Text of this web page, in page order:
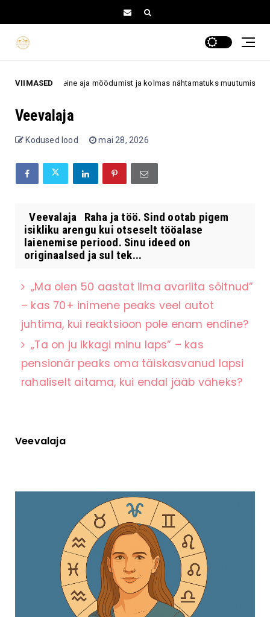
VIIMASEDteine aja möödumist ja kolmas nähtamatuks muutumist
Veevalaja
Kodused lood mai 28, 2026
Veevalaja Raha ja töö. Sind ootab pigem
isikliku arengu kui otseselt tööalase
laienemise periood. Sinu ideed on
originaalsed ja sul tek...
„Ma olen 50 aastat ilma avariita sõitnud”
– kas 70+ inimene peaks veel autot
juhtima, kui reaktsioon pole enam endine?
„Ta on ju ikkagi minu laps” – kas
pensionär peaks oma täiskasvanud lapsi
rahaliselt aitama, kui endal jääb väheks?
Veevalaja